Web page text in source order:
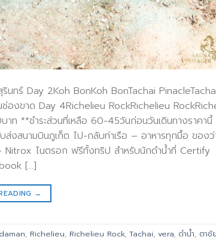
ทร์ Day 2Koh BonKoh BonTachai
องขาด Day 4Richelieu RockRichelieu
ท **ชำระส่วนที่เหลือ 60-45วันก่อนวันเดินทางราคานี้
สนามบินภูเก็ต ไป-กลับท่าเรือ – อาหารทุกมื้อ ของว่
ไนตรอก ฟรีทั้งทริป สำหรับนักดำน้ำที่ Certify
[…]
→
, Richelieu, Richelieu Rock, Tachai, vera, ดำน้ำ, ตาชัย